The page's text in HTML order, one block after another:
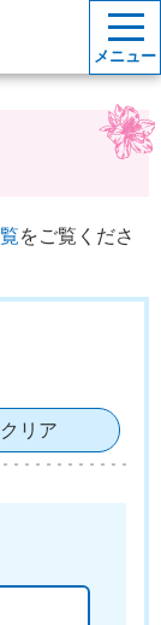
メニュー
をご覧くださ
リア